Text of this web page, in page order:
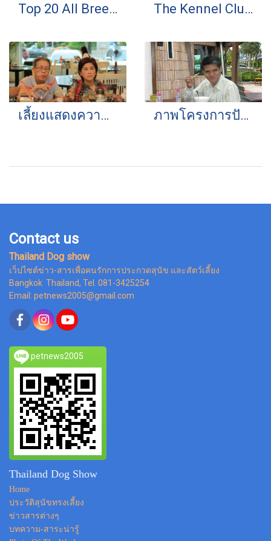
Top 20 All Breed 2014 The Kennel Club of Thailand
เลี้ยงแสดงความยินดีกับน้องมาย ภาพโครงการปันน้ำใจให้หมาหัวเน่า
Contact us
Thailand Dog show
เว็ปไซต์ข่าว-สารเพื่อคนรักการประกวดสุนัข และสัตว์เลี้ยง
Bangkok Thailand, Tel. 081-3425254
Email: petnews2005@gmail.com
petnews2005
Thailand Dog Show
Home
ประวัติสุนัขทรงเลี้ยง
ข่าวสารต่างๆ
บทความ-สาระน่ารู้